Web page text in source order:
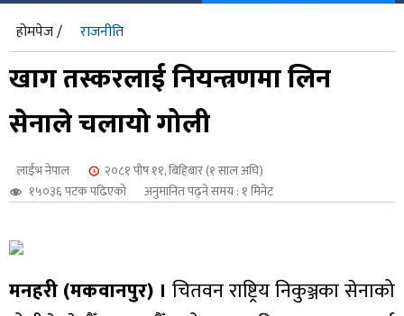
होमपेज / राजनीति
खाग तस्करलाई नियन्त्रणमा लिन
सेनाले चलायो गोली
लाईभ नेपाल
२०८१ पौष ११, बिहिबार (१ साल अघि)
१५०३६ पटक पढिएको
अनुमानित पढ्ने समय : १ मिनेट
मनहरी (मकवानपुर) । चितवन राष्ट्रिय निकुञ्जका सेनाको